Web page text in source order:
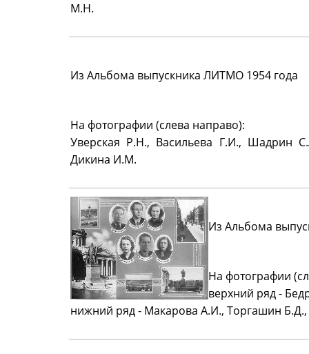
М.Н.
Из Альбома выпускника ЛИТМО 1954 года
На фотографии (слева направо):
Уверская Р.Н., Васильева Г.И., Шадрин
Дикина И.М.
Из Альбома
На фотографии
верхний ряд -
нижний ряд - Макарова А.И., Торгашин